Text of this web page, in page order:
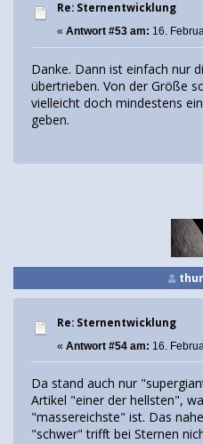
Re: Sternentwicklung
« Antwort #53 am: 16.
Danke. Dann ist einfach nur
übertrieben. Von der Größe
vielleicht doch mindestens
geben.
Re: Sternentwicklung
« Antwort #54 am: 16.
Da stand auch nur
Artikel "einer der hellsten",
"massereichste" ist. Das
"schwer" trifft bei Sternen